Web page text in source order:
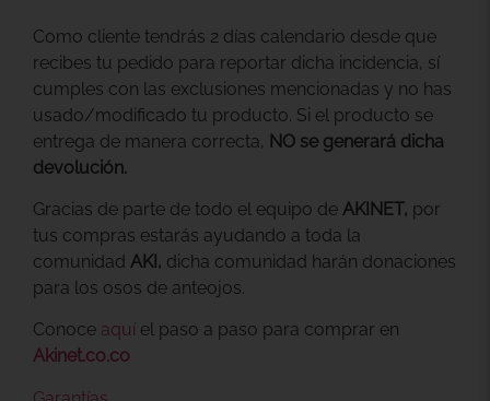
Como cliente tendrás 2 días calendario desde que
recibes tu pedido para reportar dicha incidencia, sí
cumples con las exclusiones mencionadas y no has
usado/modificado tu producto. Si el producto se
entrega de manera correcta, NO se generará dicha
devolución.
Gracias de parte de todo el equipo de AKINET, por
tus compras estarás ayudando a toda la
comunidad AKI, dicha comunidad harán donaciones
para los osos de anteojos.
Conoce aquí el paso a paso para comprar en
Akinet.co.co